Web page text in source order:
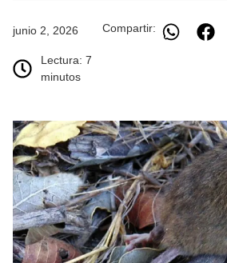
junio 2, 2026
Lectura: 7
minutos
Compartir: